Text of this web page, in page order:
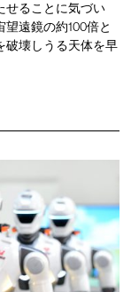
せることに気づい
遠鏡の約100倍と
破壊しうる天体を早